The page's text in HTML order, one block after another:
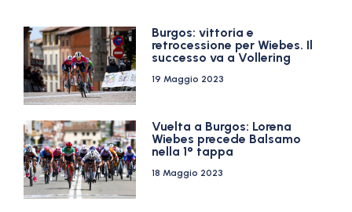
Burgos: vittoria e
retrocessione per Wiebes. Il
successo va a Vollering
19 Maggio 2023
Vuelta a Burgos: Lorena
Wiebes precede Balsamo
nella 1° tappa
18 Maggio 2023